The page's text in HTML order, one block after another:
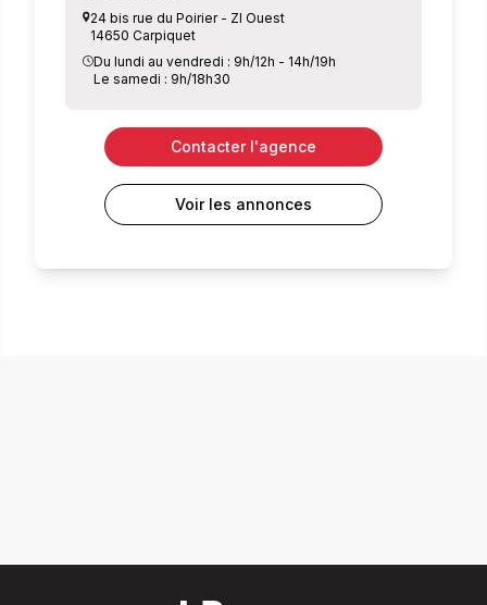
24 bis rue du Poirier - ZI Ouest
14650 Carpiquet
Du lundi au vendredi : 9h/12h - 14h/19h
Le samedi : 9h/18h30
Contacter l'agence
Voir les annonces